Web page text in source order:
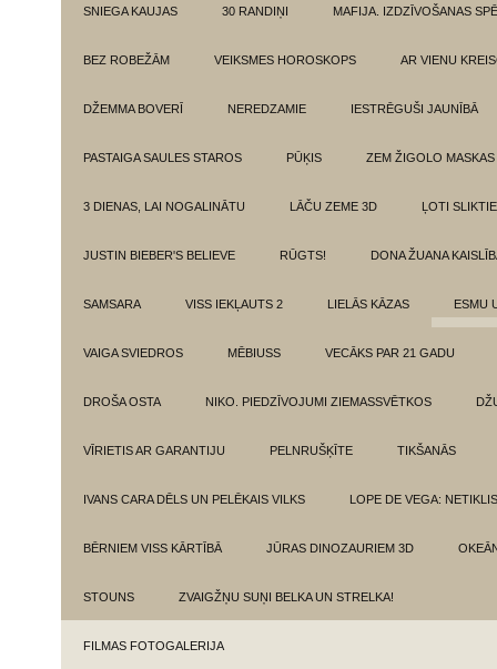
SNIEGA KAUJAS 30 RANDIŅI MAFIJA. IZDZĪVOŠANAS
BEZ ROBEŽĀM VEIKSMES HOROSKOPS AR VIENU
DŽEMMA BOVERĪ NEREDZAMIE IESTRĒGUŠI JAUNĪBĀ
PASTAIGA SAULES STAROS PŪĶIS ZEM ŽIGOLO MASKAS
3 DIENAS, LAI NOGALINĀTU LĀČU ZEME 3D ĻOTI
JUSTIN BIEBER'S BELIEVE RŪGTS! DONA ŽUANA
SAMSARA VISS IEKĻAUTS 2 LIELĀS KĀZAS ESMU
VAIGA SVIEDROS MĒBIUSS VECĀKS PAR 21 GADU
DROŠA OSTA NIKO. PIEDZĪVOJUMI ZIEMASSVĒTKOS
VĪRIETIS AR GARANTIJU PELNRUŠĶĪTE TIKŠANĀS
IVANS CARA DĒLS UN PELĒKAIS VILKS LOPE DE VEGA:
BĒRNIEM VISS KĀRTĪBĀ JŪRAS DINOZAURIEM 3D
STOUNS ZVAIGŽŅU SUŅI BELKA UN STRELKA!
FILMAS FOTOGALERIJA